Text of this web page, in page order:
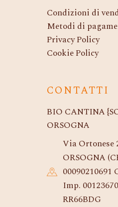
Condizioni di
Metodi di
Privacy Policy
Cookie Policy
CONTATTI
BIO CANTINA
ORSOGNA
Via Ortonese
ORSOGNA
00090210691
Imp.
RR66BDG